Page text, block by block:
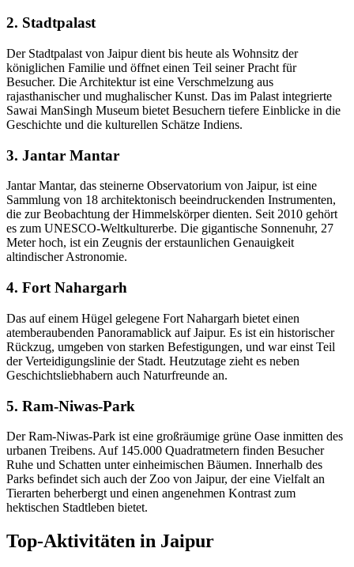
2. Stadtpalast
Der Stadtpalast von Jaipur dient bis heute als Wohnsitz der
königlichen Familie und öffnet einen Teil seiner Pracht für
Besucher. Die Architektur ist eine Verschmelzung aus
rajasthanischer und mughalischer Kunst. Das im Palast integrierte
Sawai ManSingh Museum bietet Besuchern tiefere Einblicke in die
Geschichte und die kulturellen Schätze Indiens.
3. Jantar Mantar
Jantar Mantar, das steinerne Observatorium von Jaipur, ist eine
Sammlung von 18 architektonisch beeindruckenden Instrumenten,
die zur Beobachtung der Himmelskörper dienten. Seit 2010 gehört
es zum UNESCO-Weltkulturerbe. Die gigantische Sonnenuhr, 27
Meter hoch, ist ein Zeugnis der erstaunlichen Genauigkeit
altindischer Astronomie.
4. Fort Nahargarh
Das auf einem Hügel gelegene Fort Nahargarh bietet einen
atemberaubenden Panoramablick auf Jaipur. Es ist ein historischer
Rückzug, umgeben von starken Befestigungen, und war einst Teil
der Verteidigungslinie der Stadt. Heutzutage zieht es neben
Geschichtsliebhabern auch Naturfreunde an.
5. Ram-Niwas-Park
Der Ram-Niwas-Park ist eine großräumige grüne Oase inmitten des
urbanen Treibens. Auf 145.000 Quadratmetern finden Besucher
Ruhe und Schatten unter einheimischen Bäumen. Innerhalb des
Parks befindet sich auch der Zoo von Jaipur, der eine Vielfalt an
Tierarten beherbergt und einen angenehmen Kontrast zum
hektischen Stadtleben bietet.
Top-Aktivitäten in Jaipur